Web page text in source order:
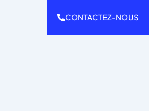
CONTACTEZ-NOUS